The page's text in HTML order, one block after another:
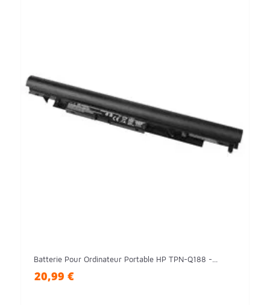
Batterie Pour Ordinateur Portable HP TPN-Q188 -...
20,99 €